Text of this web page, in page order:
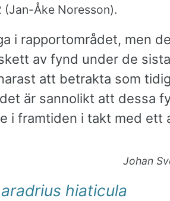
(Jan-Åke Noresson).
i rapportområdet, men de
av fynd under de sista
att betrakta som
är sannolikt att dessa
i framtiden i takt med ett
Johan
hiaticula